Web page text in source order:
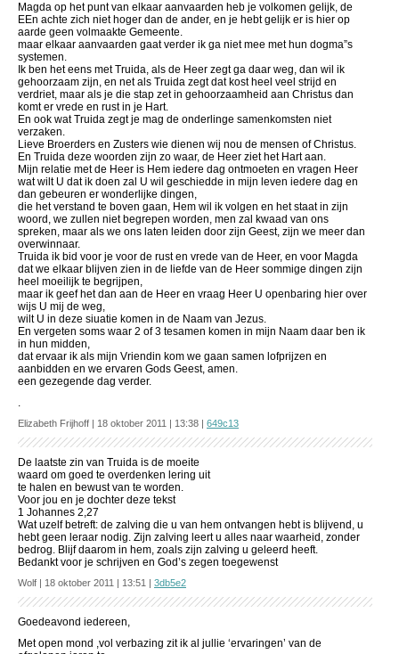
Magda op het punt van elkaar aanvaarden heb je volkomen gelijk, de
EEn achte zich niet hoger dan de ander, en je hebt gelijk er is hier op
aarde geen volmaakte Gemeente.
maar elkaar aanvaarden gaat verder ik ga niet mee met hun dogma”s
systemen.
Ik ben het eens met Truida, als de Heer zegt ga daar weg, dan wil ik
gehoorzaam zijn, en net als Truida zegt dat kost heel veel strijd en
verdriet, maar als je die stap zet in gehoorzaamheid aan Christus dan
komt er vrede en rust in je Hart.
En ook wat Truida zegt je mag de onderlinge samenkomsten niet
verzaken.
Lieve Broerders en Zusters wie dienen wij nou de mensen of Christus.
En Truida deze woorden zijn zo waar, de Heer ziet het Hart aan.
Mijn relatie met de Heer is Hem iedere dag ontmoeten en vragen Heer
wat wilt U dat ik doen zal U wil geschiedde in mijn leven iedere dag en
dan gebeuren er wonderlijke dingen,
die het verstand te boven gaan, Hem wil ik volgen en het staat in zijn
woord, we zullen niet begrepen worden, men zal kwaad van ons
spreken, maar als we ons laten leiden door zijn Geest, zijn we meer dan
overwinnaar.
Truida ik bid voor je voor de rust en vrede van de Heer, en voor Magda
dat we elkaar blijven zien in de liefde van de Heer sommige dingen zijn
heel moeilijk te begrijpen,
maar ik geef het dan aan de Heer en vraag Heer U openbaring hier over
wijs U mij de weg,
wilt U in deze siuatie komen in de Naam van Jezus.
En vergeten soms waar 2 of 3 tesamen komen in mijn Naam daar ben ik
in hun midden,
dat ervaar ik als mijn Vriendin kom we gaan samen lofprijzen en
aanbidden en we ervaren Gods Geest, amen.
een gezegende dag verder.
.
Elizabeth Frijhoff | 18 oktober 2011 | 13:38 | 649c13
De laatste zin van Truida is de moeite
waard om goed te overdenken lering uit
te halen en bewust van te worden.
Voor jou en je dochter deze tekst
1 Johannes 2,27
Wat uzelf betreft: de zalving die u van hem ontvangen hebt is blijvend, u
hebt geen leraar nodig. Zijn zalving leert u alles naar waarheid, zonder
bedrog. Blijf daarom in hem, zoals zijn zalving u geleerd heeft.
Bedankt voor je schrijven en God’s zegen toegewenst
Wolf | 18 oktober 2011 | 13:51 | 3db5e2
Goedeavond iedereen,
Met open mond ,vol verbazing zit ik al jullie ‘ervaringen’ van de